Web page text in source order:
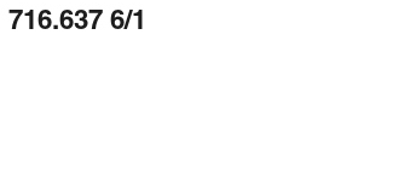
716.637 6/1